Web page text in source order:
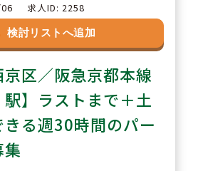
2
化毎年95％以上を継続
日数は120日相当※店
り、ワークライフバラ
にしたい方は両立しや
す。
求人ID: 2258
検討リストへ追加
京区／阪急京都本線
駅】ラストまで＋土
きる週30時間のパー
集